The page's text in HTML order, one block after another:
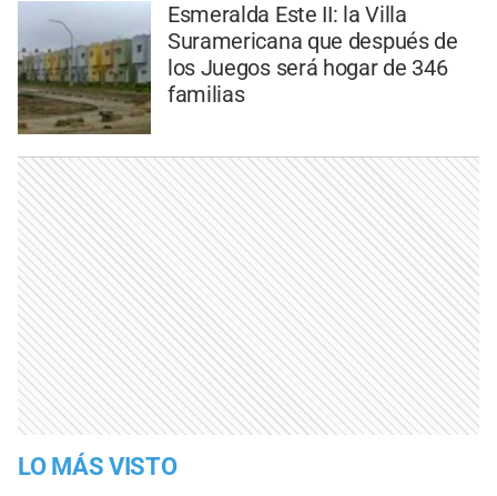
Esmeralda Este II: la Villa
Suramericana que después de
los Juegos será hogar de 346
familias
LO MÁS VISTO